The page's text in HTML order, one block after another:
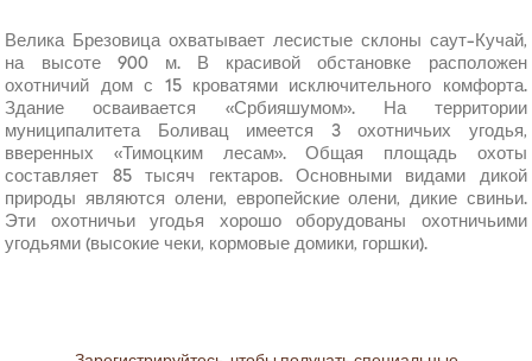
Велика Брезовица охватывает лесистые склоны саут-Кучай,
на высоте 900 м. В красивой обстановке расположен
охотничий дом с 15 кроватями исключительного комфорта.
Здание осваивается «Србияшумом». На территории
муниципалитета Боливац имеется 3 охотничьих угодья,
вверенных «Тимоцким лесам». Общая площадь охоты
составляет 85 тысяч гектаров. Основными видами дикой
природы являются олени, европейские олени, дикие свиньи.
Эти охотничьи угодья хорошо оборудованы охотничьими
угодьями (высокие чеки, кормовые домики, горшки).